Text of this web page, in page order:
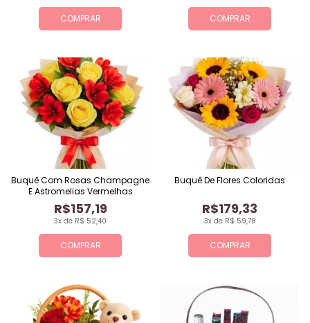
COMPRAR COMPRAR
COMPRAR
3x de R$ 52,40
R$157,19
Buquê Com Rosas Champagne
E Astromelias Vermelhas
COMPRAR
3x de R$ 59,78
R$179,33
Buquê De Flores Coloridas